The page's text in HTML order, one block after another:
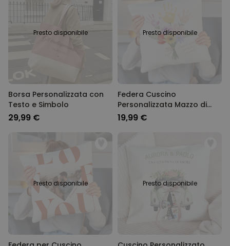
Presto disponibile
Borsa Personalizzata con
Testo e Simbolo
29,99 €
Presto disponibile
Federa Cuscino
Personalizzata Mazzo di
Fiori con Impronta della
19,99 €
Presto disponibile Presto disponibile